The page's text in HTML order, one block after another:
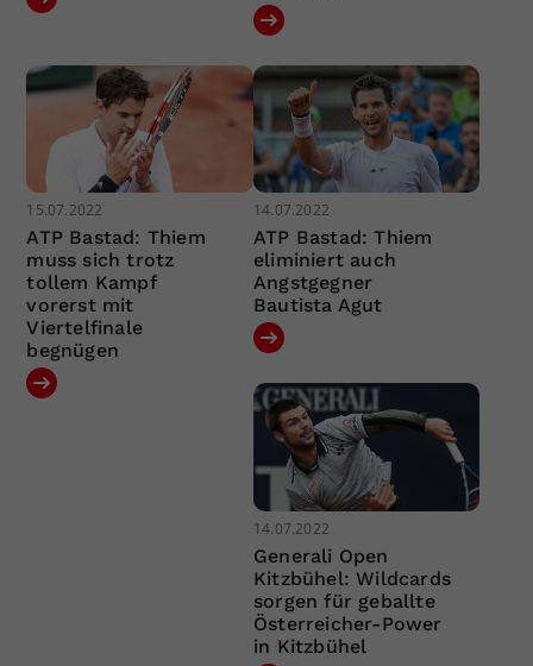
15.07.2022
ATP Bastad: Thiem
muss sich trotz
tollem Kampf
vorerst mit
Viertelfinale
begnügen
14.07.2022
ATP Bastad: Thiem
eliminiert auch
Angstgegner
Bautista Agut
14.07.2022
Generali Open
Kitzbühel: Wildcards
sorgen für geballte
Österreicher-Power
in Kitzbühel